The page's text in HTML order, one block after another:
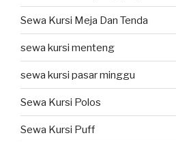
Sewa Kursi Meja Dan Tenda
sewa kursi menteng
sewa kursi pasar minggu
Sewa Kursi Polos
Sewa Kursi Puff